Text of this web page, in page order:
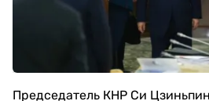
Председатель КНР Си